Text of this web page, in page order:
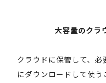
大容量のクラ
クラウドに保管して、必
にダウンロードして使